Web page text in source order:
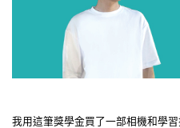
我用這筆獎學金買了一部相機和學